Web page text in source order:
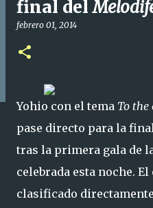
final del
febrero 01, 2014
Yohio con el tema To the
pase directo para la
tras la primera gala de
celebrada esta noche.
clasificado